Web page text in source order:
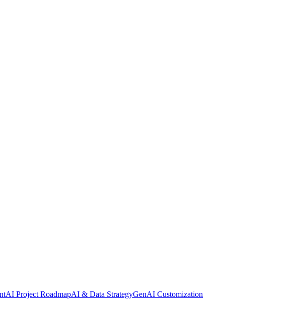
AI Project RoadmapAI & Data StrategyGenAI Customization